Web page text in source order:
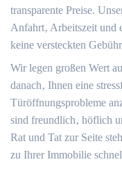
transparente Preise.​
Anfahrt‚ Arbeitszeit und
keine versteckten
Wir legen großen Wert
danach‚ Ihnen eine
Türöffnungsprobleme
sind freundlich‚ höflich
Rat und Tat zur Seite
zu Ihrer Immobilie